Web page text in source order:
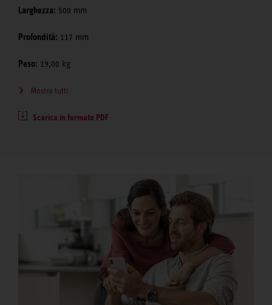
Larghezza: 500 mm
Profondità: 117 mm
Peso: 19,00 kg
Mostra tutti
Scarica in formato PDF